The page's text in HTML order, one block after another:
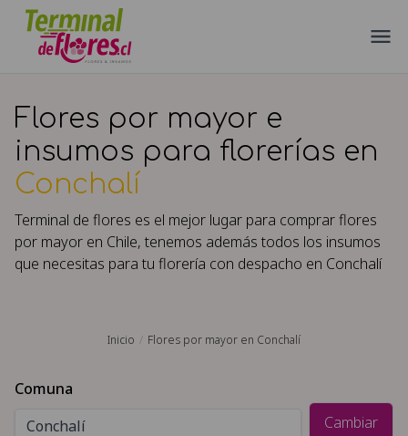
Flores por mayor e
insumos para florerías en
Conchalí
Terminal de flores es el mejor lugar para comprar flores
por mayor en Chile, tenemos además todos los insumos
que necesitas para tu florería con despacho en Conchalí
Inicio Flores por mayor en Conchalí
Comuna
Cambiar